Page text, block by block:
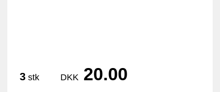
3 stk DKK 20.00